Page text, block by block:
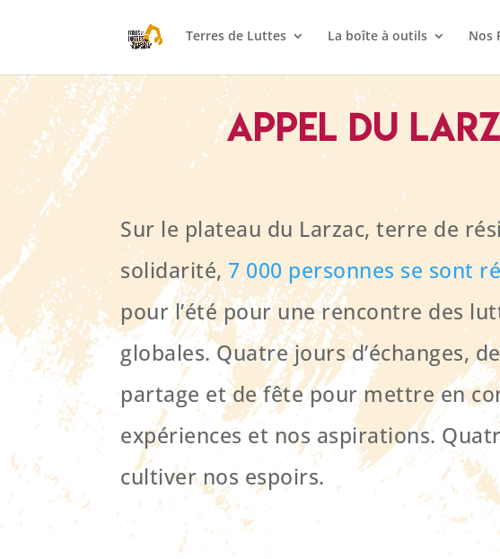
Terres de Luttes La boîte à outils Nos
Appel du
Sur le plateau du Larzac, terre de
solidarité, 7 000 personnes se sont
pour l’été pour une rencontre des
globales. Quatre jours d’échanges,
partage et de fête pour mettre en
expériences et nos aspirations.
cultiver nos espoirs.